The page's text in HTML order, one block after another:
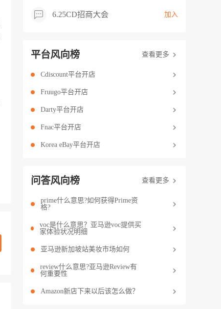
6.25CD招商大会 加入
平台风向榜 查看更多
Cdiscount平台开店
Fruugo平台开店
Darty平台开店
Fnac平台开店
Korea eBay平台开店
问答风向榜 查看更多
prime什么意思?如何获得Prime资
格?
voc是什么意思？亚马逊voc提供买
家体验状况明细
亚马逊新加坡站美妆市场如何
review什么意思?亚马逊Review有
何重要性
Amazon新店下来以后该怎么做？